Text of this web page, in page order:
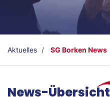
Aktuelles SG Borken News
News-Übersicht